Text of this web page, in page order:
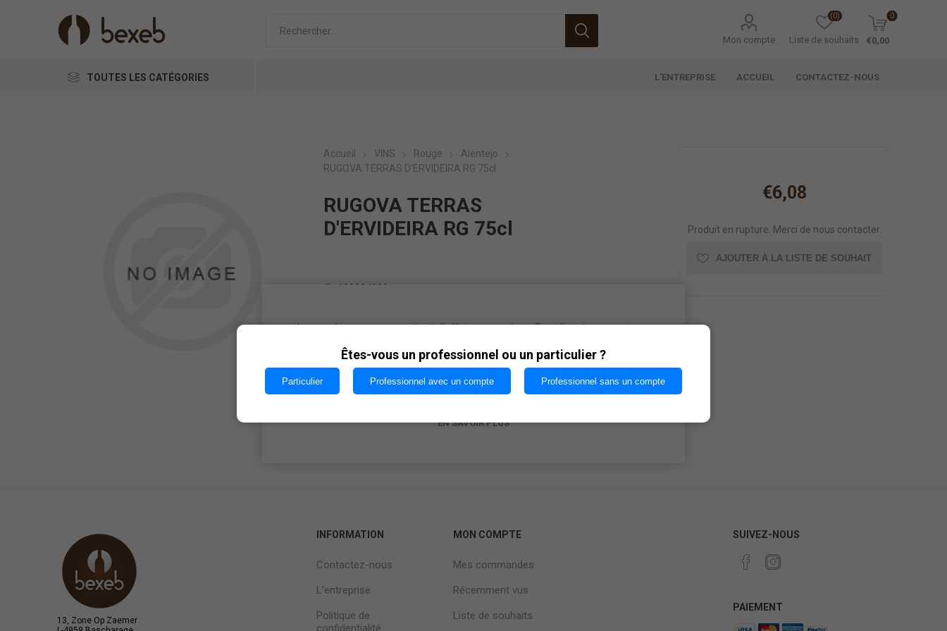
Mon compte Liste de souhaits
(0) 0
€0,00
TOUTES LES CATÉGORIES L'ENTREPRISE ACCUEIL CONTACTEZ-NOUS
Accueil VINS Rouge
Alentejo
RUGOVA TERRAS D'ERVIDEIRA RG 75cl
RUGOVA TERRAS
D'ERVIDEIRA RG 75cl
ID:
130234032
€6,08
Produit en rupture. Merci de nous contacter.
AJOUTER À LA LISTE DE SOUHAIT
13, Zone Op Zaemer
INFORMATION
Contactez-nous
L'entreprise
Politique de
confidentialité
MON COMPTE
Mes commandes
Récemment vus
Liste de souhaits
SUIVEZ-NOUS
PAIEMENT
Les cookies nous permettent d'offrir nos services. En utilisant nos services,
OK
EN SAVOIR PLUS
Êtes-vous un professionnel ou un particulier ?
Particulier Professionnel avec un compte Professionnel sans un compte